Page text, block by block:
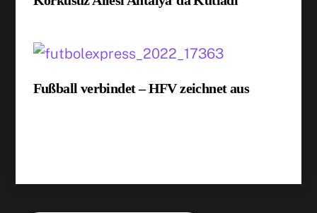
Fußball verbindet – HFV zeichnet aus